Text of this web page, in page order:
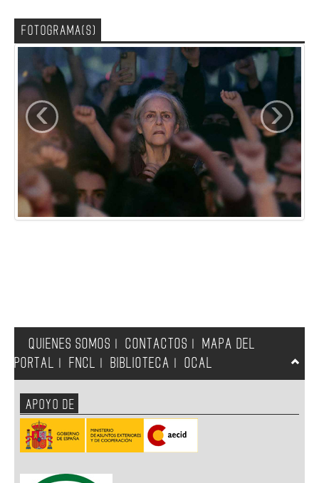
FOTOGRAMA(S)
‹ ›
QUIENES SOMOS CONTACTOS
MAPA DEL
PORTAL
FNCL BIBLIOTECA OCAL
APOYO DE